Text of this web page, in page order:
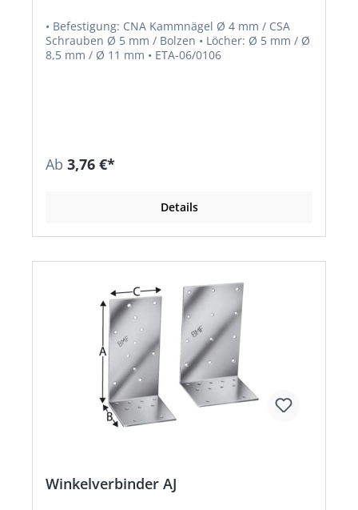
• Befestigung: CNA Kammnägel Ø 4 mm / CSA
Schrauben Ø 5 mm / Bolzen • Löcher: Ø 5 mm / Ø
8,5 mm / Ø 11 mm • ETA-06/0106
Ab 3,76 €*
Details
Winkelverbinder AJ